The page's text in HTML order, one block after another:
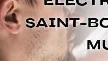
SAINT-